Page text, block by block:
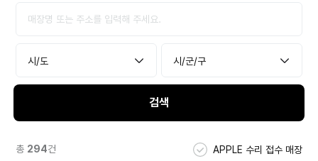
검색
총 294건 APPLE 수리 접수 매장